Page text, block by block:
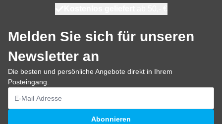
Melden Sie sich für unseren
Newsletter an
Die besten und persönliche Angebote direkt in Ihrem
Posteingang.
E-Mailadresse
Abonnieren